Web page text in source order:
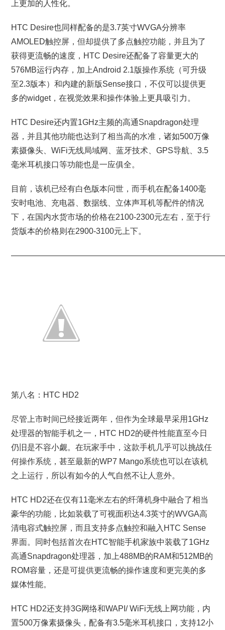
上更加的人性化。
HTC Desire也同样配备的是3.7英寸WVGA分辨率
AMOLED触控屏，但却提供了多点触控功能，并且为了
获得更流畅的速度，HTC Desire还配备了容量更大的
576MB运行内存，加上Android 2.1版操作系统（可升级
至2.3版本）和内建的新版Sense接口，不仅可以提供更
多的widget，在视觉效果和操作体验上更具吸引力。
HTC Desire还内置1GHz主频的高通Snapdragon处理
器，并且其他功能也达到了相当高的水准，诸如500万像
素摄像头、WiFi无线局域网、蓝牙技术、GPS导航、3.5
毫米耳机接口等功能也是一应俱全。
目前，该机已经有白色版本问世，而手机在配备1400毫
安时电池、充电器、数据线、立体声耳机等配件的情况
下，在国内水货市场的价格在2100-2300元左右，至于行
货版本的价格则在2900-3100元上下。
第八名：HTC HD2
尽管上市时间已经接近两年，但作为全球最早采用1GHz
处理器的智能手机之一，HTC HD2的硬件性能直至今日
仍旧是不容小觑。在玩家手中，这款手机几乎可以挑战任
何操作系统，甚至最新的WP7 Mango系统也可以在该机
之上运行，所以有如今的人气自然不让人意外。
HTC HD2还在仅有11毫米左右的纤薄机身中融合了相当
豪华的功能，比如装载了可视面积达4.3英寸的WVGA高
清电容式触控屏，而且支持多点触控和融入HTC Sense
界面。同时包括首次在HTC智能手机家族中装载了1GHz
高通Snapdragon处理器，加上488MB的RAM和512MB的
ROM容量，还是可提供更流畅的操作速度和更完美的多
媒体性能。
HTC HD2还支持3G网络和WAPI/ WiFi无线上网功能，内
置500万像素摄像头，配备有3.5毫米耳机接口，支持12小